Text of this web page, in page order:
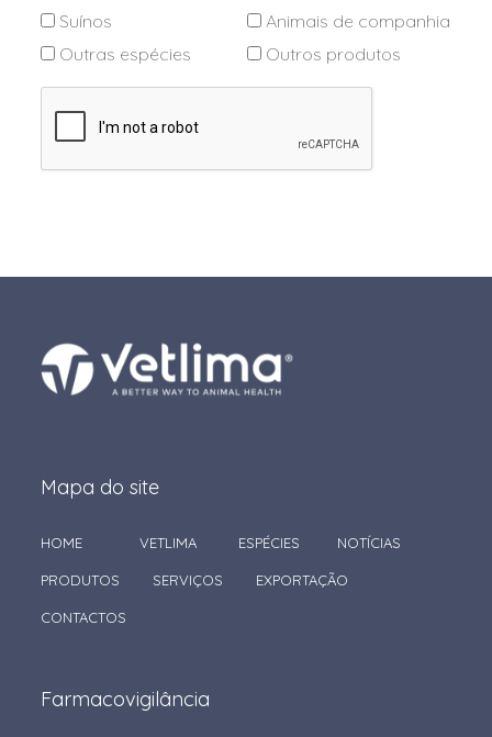
Suínos
Animais de companhia
Outras espécies
Outros produtos
Mapa do site
HOME VETLIMA ESPÉCIES NOTÍCIAS
PRODUTOS SERVIÇOS EXPORTAÇÃO
CONTACTOS
Farmacovigilância